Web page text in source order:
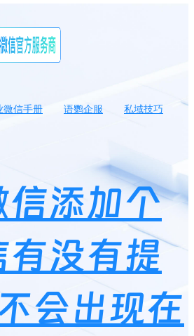
微信手册 语鹦企服
私域技巧
信添加个
有没有提
会出现在